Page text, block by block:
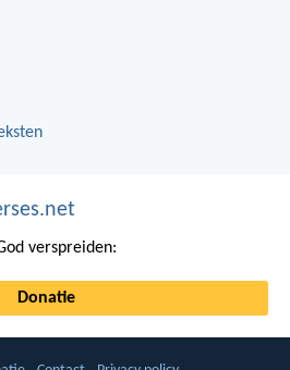
verspreiden:
Donatie